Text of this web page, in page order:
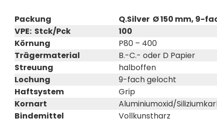
Packung
Q.Silver Ø 150 mm, 9-
VPE: Stck/Pck
100
Körnung
P80 – 400
Trägermaterial
B.-C.- oder D Papier
Streuung
halboffen
Lochung
9-fach gelocht
Haftsystem
Grip
Kornart
Aluminiumoxid/
Bindemittel
Vollkunstharz